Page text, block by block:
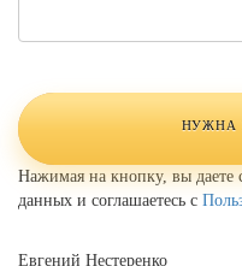
URL
НУЖНА
Нажимая на кнопку, вы даете
данных и соглашаетесь с
Евгений Нестеренко